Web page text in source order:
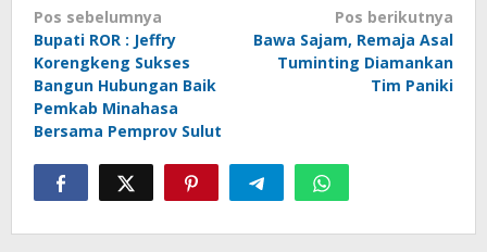
Navigasi
pos
Pos sebelumnya
Bupati ROR : Jeffry
Korengkeng Sukses
Bangun Hubungan Baik
Pemkab Minahasa
Bersama Pemprov Sulut
Pos berikutnya
Bawa Sajam, Remaja Asal
Tuminting Diamankan
Tim Paniki